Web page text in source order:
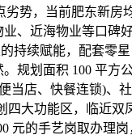
势，当前肥东新房
、近海物业等口碑
持续赋能，配套零
规划面积 100 平方
当店、快餐连锁)、
大功能区，临近双
元的手艺岗取办理